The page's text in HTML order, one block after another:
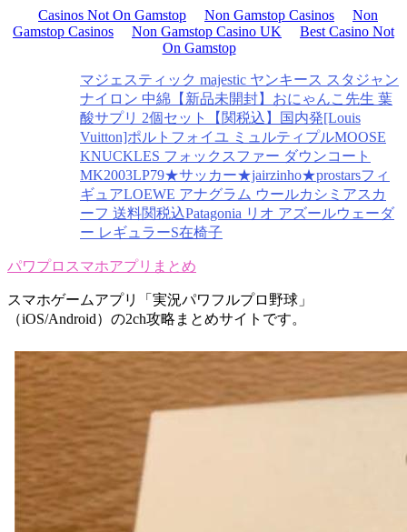
Casinos Not On Gamstop Non Gamstop Casinos
Non
Gamstop Casinos
Non Gamstop Casino UK
Best Casino Not
On Gamstop
マジェスティック majestic ヤンキース スタジャン
ナイロン 中綿 【新品未開封】おにゃんこ先生 葉
酸サプリ 2個セット
【関税込】国内発[Louis
Vuitton]ポルトフォイユ ミュルティプルMOOSE
KNUCKLES フォックスファー ダウンコート
MK2003LP79★サッカー★jairzinho★prostarsフィ
ギュアLOEWE アナグラム ウールカシミアスカ
ーフ 送料関税込Patagonia リオ アズールウェーダ
ー レギュラーS在椅子
パワプロスマホアプリまとめ
スマホゲームアプリ「実況パワフルプロ野球」
（iOS/Android）の2ch攻略まとめサイトです。